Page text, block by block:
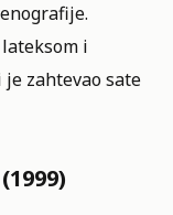
i
zahtevao sate